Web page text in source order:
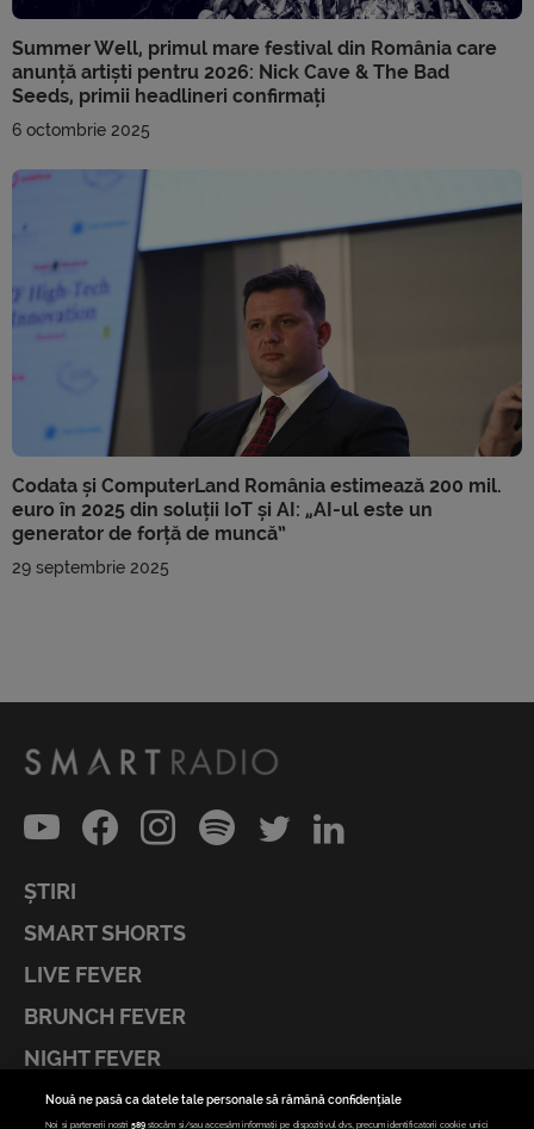
Summer Well, primul mare festival din România care
anunță artiști pentru 2026: Nick Cave & The Bad
Seeds, primii headlineri confirmați
6 octombrie 2025
Codata și ComputerLand România estimează 200 mil.
euro în 2025 din soluții IoT și AI: „AI-ul este un
generator de forță de muncă”
29 septembrie 2025
ȘTIRI
SMART SHORTS
LIVE FEVER
BRUNCH FEVER
NIGHT FEVER
LIVE FEVER CONCERT
Nouă ne pasă ca datele tale personale să rămână confidențiale
Noi și partenerii noștri589 stocăm și/sau accesăm informații pe dispozitivul dvs., precum identificatorii cookie unici